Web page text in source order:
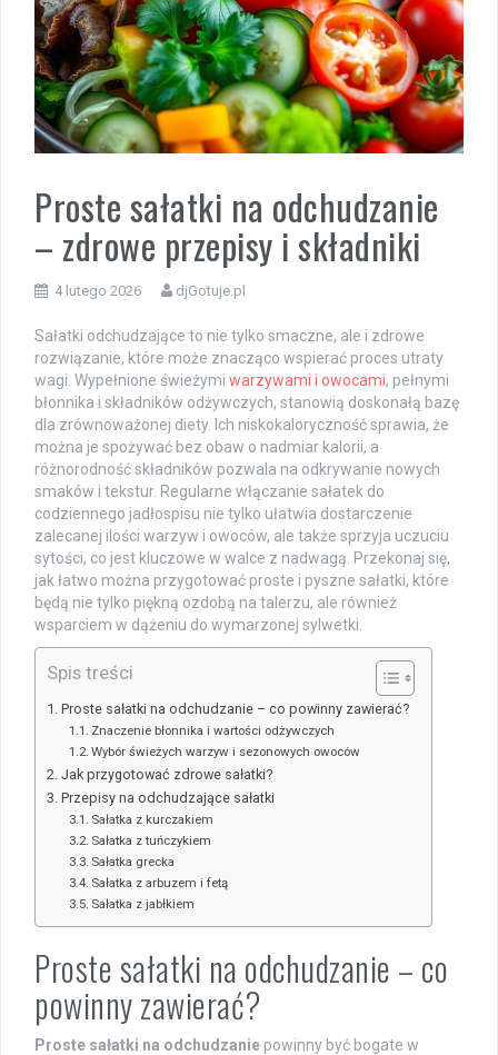
Proste sałatki na odchudzanie
– zdrowe przepisy i składniki
4 lutego 2026 djGotuje.pl
Sałatki odchudzające to nie tylko smaczne, ale i zdrowe
rozwiązanie, które może znacząco wspierać proces utraty
wagi. Wypełnione świeżymi warzywami i owocami, pełnymi
błonnika i składników odżywczych, stanowią doskonałą bazę
dla zrównoważonej diety. Ich niskokaloryczność sprawia, że
można je spożywać bez obaw o nadmiar kalorii, a
różnorodność składników pozwala na odkrywanie nowych
smaków i tekstur. Regularne włączanie sałatek do
codziennego jadłospisu nie tylko ułatwia dostarczenie
zalecanej ilości warzyw i owoców, ale także sprzyja uczuciu
sytości, co jest kluczowe w walce z nadwagą. Przekonaj się,
jak łatwo można przygotować proste i pyszne sałatki, które
będą nie tylko piękną ozdobą na talerzu, ale również
wsparciem w dążeniu do wymarzonej sylwetki.
Spis treści
Proste sałatki na odchudzanie – co powinny zawierać?
Znaczenie błonnika i wartości odżywczych
Wybór świeżych warzyw i sezonowych owoców
Jak przygotować zdrowe sałatki?
Przepisy na odchudzające sałatki
Sałatka z kurczakiem
Sałatka z tuńczykiem
Sałatka grecka
Sałatka z arbuzem i fetą
Sałatka z jabłkiem
Proste sałatki na odchudzanie – co
powinny zawierać?
Proste sałatki na odchudzanie powinny być bogate w